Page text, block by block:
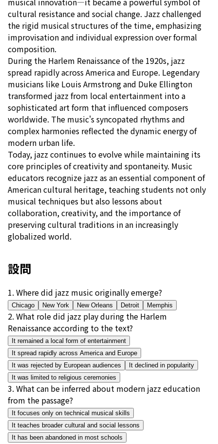
cultural resistance and social change. Jazz challenged
the rigid musical structures of the time, emphasizing
improvisation and individual expression over formal
composition.
During the Harlem Renaissance of the 1920s, jazz
spread rapidly across America and Europe. Legendary
musicians like Louis Armstrong and Duke Ellington
transformed jazz from local entertainment into a
sophisticated art form that influenced composers
worldwide. The music's syncopated rhythms and
complex harmonies reflected the dynamic energy of
modern urban life.
Today, jazz continues to evolve while maintaining its
core principles of creativity and spontaneity. Music
educators recognize jazz as an essential component of
American cultural heritage, teaching students not only
musical techniques but also lessons about
collaboration, creativity, and the importance of
preserving cultural traditions in an increasingly
globalized world.
設問
1. Where did jazz music originally emerge?
Chicago New York New Orleans Detroit Memphis
2. What role did jazz play during the Harlem
Renaissance according to the text?
It remained a local form of entertainment
It spread rapidly across America and Europe
It was rejected by European audiences
It declined in popularity
It was limited to religious ceremonies
3. What can be inferred about modern jazz education
from the passage?
It focuses only on technical musical skills
It teaches broader cultural and social lessons
It has been abandoned in most schools